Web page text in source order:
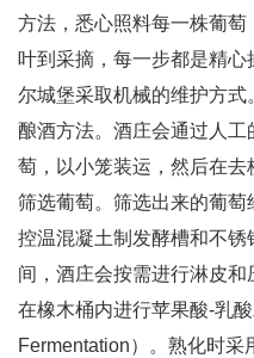
方法，悉心照料每一株葡
叶到采摘，每一步都是精
尔城堡采取机械的维护方
酿酒方法。酒庄会通过人
萄，以小笼装运，然后在
筛选葡萄。筛选出来的葡
控温混凝土制发酵槽和不
间，酒庄会按需进行淋皮
在橡木桶内进行苹果酸-乳
Fermentation）。熟化时采